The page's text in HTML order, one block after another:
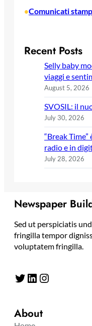
•Comunicati
Recent Posts
Selly baby
viaggi e
August 5, 2026
SVOSIL: il
July 30, 2026
“Break
radio e in
July 28, 2026
Newspaper
Sed ut perspiciatis
fringilla tempor
voluptatem fringilla.
Twitter LinkedIn Instagram
About